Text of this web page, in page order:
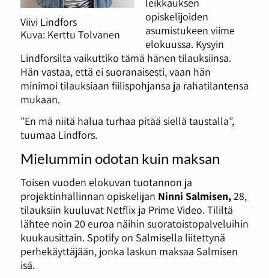
Viivi Lindfors
Kuva: Kerttu Tolvanen
opiskelijoiden
asumistukeen viime
elokuussa. Kysyin
Lindforsilta vaikuttiko tämä hänen tilauksiinsa.
Hän vastaa, että ei suoranaisesti, vaan hän
minimoi tilauksiaan fiilispohjansa ja rahatilantensa
mukaan.
”En mä niitä halua turhaa pitää siellä taustalla”,
tuumaa Lindfors.
Mielummin odotan kuin maksan
Toisen vuoden elokuvan tuotannon ja
projektinhallinnan opiskelijan Ninni Salmisen,28,
tilauksiin kuuluvat Netflix ja Prime Video. Tililtä
lähtee noin 20 euroa näihin suoratoistopalveluihin
kuukausittain. Spotify on Salmisella liitettynä
perhekäyttäjään, jonka laskun maksaa Salmisen
isä.